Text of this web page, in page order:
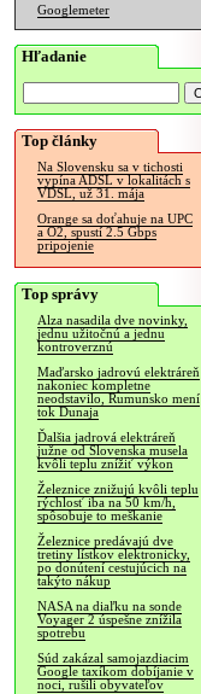
Googlemeter
Hľadanie
Top články
Na Slovensku sa v tichosti
vypína ADSL v lokalitách s
VDSL, už 31. mája
Orange sa doťahuje na UPC
a O2, spustí 2.5 Gbps
pripojenie
Top správy
Alza nasadila dve novinky,
jednu užitočnú a jednu
kontroverznú
Maďarsko jadrovú elektráreň
nakoniec kompletne
neodstavilo, Rumunsko mení
tok Dunaja
Ďalšia jadrová elektráreň
južne od Slovenska musela
kvôli teplu znížiť výkon
Železnice znižujú kvôli teplu
rýchlosť iba na 50 km/h,
spôsobuje to meškanie
Železnice predávajú dve
tretiny lístkov elektronicky,
po donútení cestujúcich na
takýto nákup
NASA na diaľku na sonde
Voyager 2 úspešne znížila
spotrebu
Súd zakázal samojazdiacim
Google taxíkom dobíjanie v
noci, rušili obyvateľov